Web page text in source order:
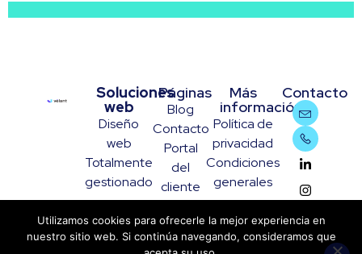
Soluciones
web
Diseño
web
Totalmente
gestionado
Páginas
Blog
Contacto
Portal
del
cliente
Más
información
Política de
privacidad
Condiciones
generales
Contacto
Utilizamos cookies para ofrecerle la mejor experiencia en
nuestro sitio web. Si continúa navegando, consideramos que